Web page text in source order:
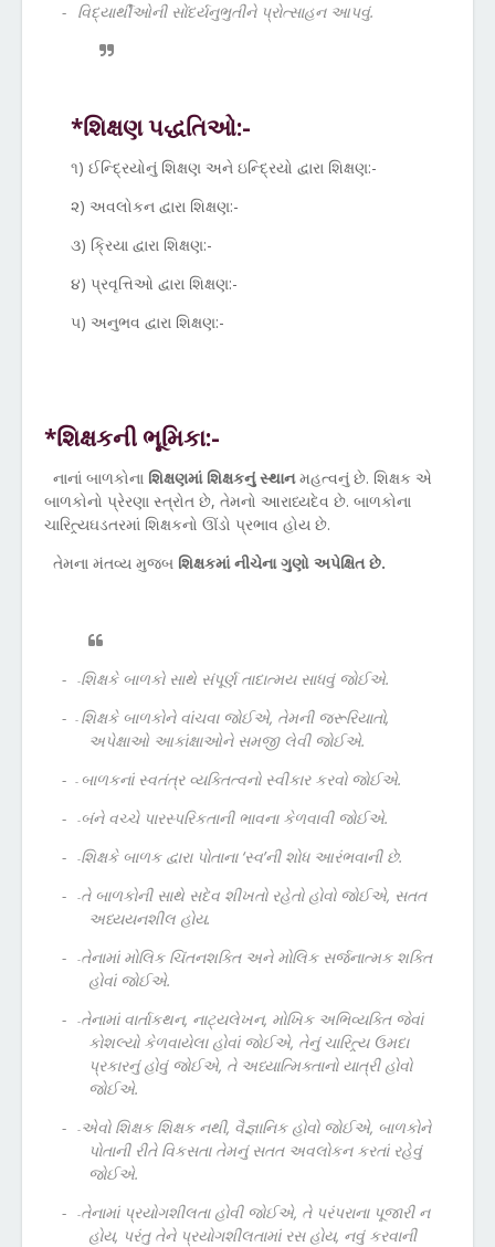
- વિદ્યાર્થીઓની સોંદર્યનુભુતીને પ્રોત્સાહન આપવું.
*શિક્ષણ પદ્ધતિઓ:-
૧) ઈન્દ્રિયોનું શિક્ષણ અને ઇન્દ્રિયો દ્વારા શિક્ષણ:-
૨) અવલોકન દ્વારા શિક્ષણ:-
૩) ક્રિયા દ્વારા શિક્ષણ:-
૪) પ્રવૃત્તિઓ દ્વારા શિક્ષણ:-
૫) અનુભવ દ્વારા શિક્ષણ:-
*શિક્ષકની ભૂમિકા:-
નાનાં બાળકોના શિક્ષણમાં શિક્ષકનું સ્થાનમહત્વનું છે. શિક્ષક એ
બાળકોનો પ્રેરણા સ્ત્રોત છે, તેમનો આરાધ્યદેવ છે. બાળકોના
ચારિત્ર્યઘડતરમાં શિક્ષકનો ઊંડો પ્રભાવ હોય છે.
તેમના મંતવ્ય મુજબ શિક્ષકમાં નીચેના ગુણો અપેક્ષિત છે.
- -શિક્ષકે બાળકો સાથે સંપૂર્ણ તાદાત્મય સાધવું જોઈએ.
- - શિક્ષકે બાળકોને વાંચવા જોઈએ, તેમની જરૂરિયાતો,
અપેક્ષાઓ આકાંક્ષાઓને સમજી લેવી જોઈએ.
- - બાળકનાં સ્વતંત્ર વ્યક્તિત્વનો સ્વીકાર કરવો જોઈએ.
- - બંને વચ્ચે પારસ્પરિકતાની ભાવના કેળવાવી જોઈએ.
- -શિક્ષકે બાળક દ્વારા પોતાના ‘સ્વ’ની શોધ આરંભવાની છે.
- -તે બાળકોની સાથે સદેવ શીખતો રહેતો હોવો જોઈએ, સતત
અધ્યયનશીલ હોય.
- -તેનામાં મોલિક ચિંતનશક્તિ અને મોલિક સર્જનાત્મક શક્તિ
હોવાં જોઈએ.
- -તેનામાં વાર્તાકથન, નાટ્યલેખન, મોખિક અભિવ્યક્તિ જેવાં
કોશલ્યો કેળવાયેલા હોવાં જોઈએ, તેનું ચારિત્ર્ય ઉમદા
પ્રકારનું હોવું જોઈએ, તે અધ્યાત્મિક્તાનો યાત્રી હોવો
જોઈએ.
- - એવો શિક્ષક શિક્ષક નથી, વૈજ્ઞાનિક હોવો જોઈએ, બાળકોને
પોતાની રીતે વિકસતા તેમનું સતત અવલોકન કરતાં રહેવું
જોઈએ.
- -તેનામાં પ્રયોગશીલતા હોવી જોઈએ, તે પરંપરાના પૂજારી ન
હોય, પરંતુ તેને પ્રયોગશીલતામાં રસ હોય, નવું કરવાની